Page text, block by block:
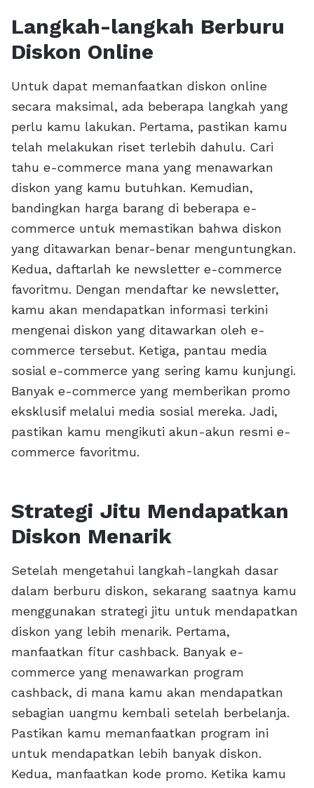
Langkah-langkah Berburu
Diskon Online
Untuk dapat memanfaatkan diskon online
secara maksimal, ada beberapa langkah yang
perlu kamu lakukan. Pertama, pastikan kamu
telah melakukan riset terlebih dahulu. Cari
tahu e-commerce mana yang menawarkan
diskon yang kamu butuhkan. Kemudian,
bandingkan harga barang di beberapa e-
commerce untuk memastikan bahwa diskon
yang ditawarkan benar-benar menguntungkan.
Kedua, daftarlah ke newsletter e-commerce
favoritmu. Dengan mendaftar ke newsletter,
kamu akan mendapatkan informasi terkini
mengenai diskon yang ditawarkan oleh e-
commerce tersebut. Ketiga, pantau media
sosial e-commerce yang sering kamu kunjungi.
Banyak e-commerce yang memberikan promo
eksklusif melalui media sosial mereka. Jadi,
pastikan kamu mengikuti akun-akun resmi e-
commerce favoritmu.
Strategi Jitu Mendapatkan
Diskon Menarik
Setelah mengetahui langkah-langkah dasar
dalam berburu diskon, sekarang saatnya kamu
menggunakan strategi jitu untuk mendapatkan
diskon yang lebih menarik. Pertama,
manfaatkan fitur cashback. Banyak e-
commerce yang menawarkan program
cashback, di mana kamu akan mendapatkan
sebagian uangmu kembali setelah berbelanja.
Pastikan kamu memanfaatkan program ini
untuk mendapatkan lebih banyak diskon.
Kedua, manfaatkan kode promo. Ketika kamu